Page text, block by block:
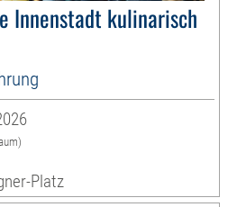
Innenstadt kulinarisch
Platz